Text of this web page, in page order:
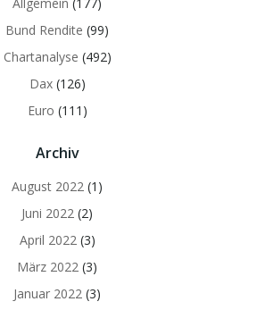
Bund Rendite (99)
Chartanalyse (492)
Dax(126)
Euro (111)
Archiv
August 2022 (1)
Juni 2022 (2)
April 2022 (3)
März 2022 (3)
Januar 2022 (3)